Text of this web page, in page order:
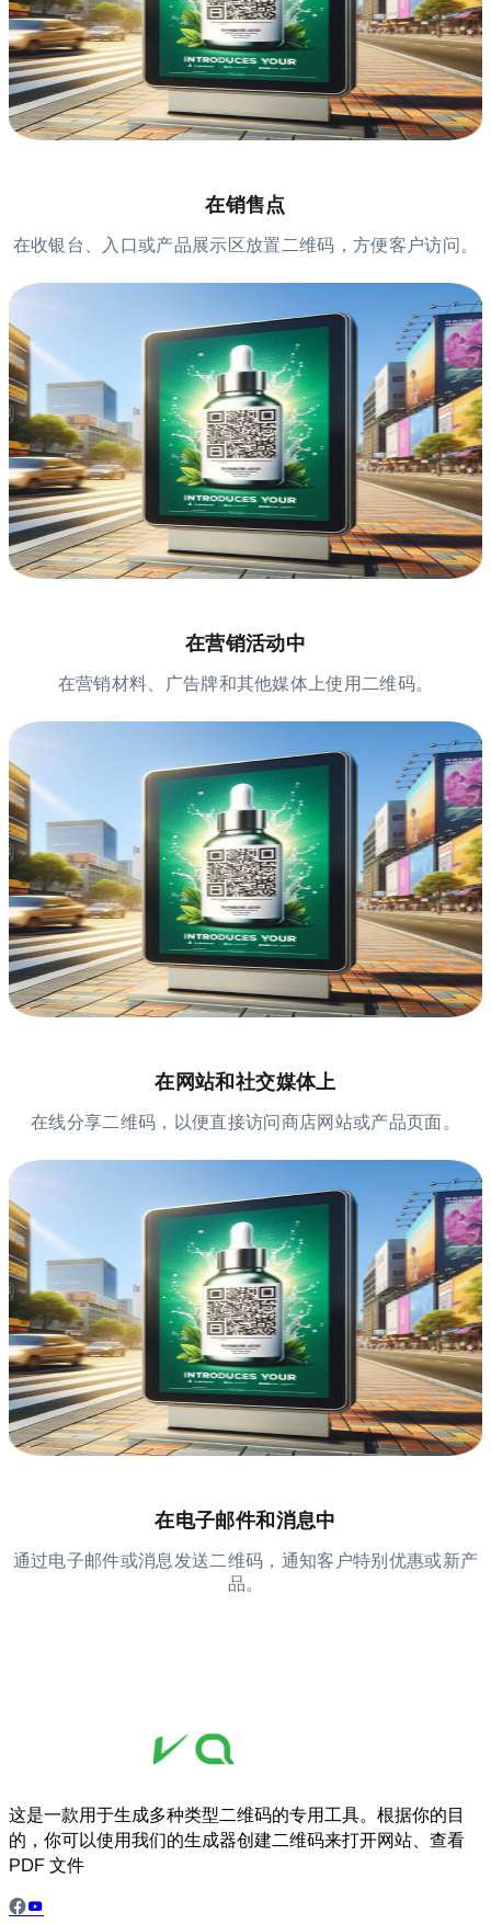
在销售点
在收银台、入口或产品展示区放置二维码，方便客户访问。
在营销活动中
在营销材料、广告牌和其他媒体上使用二维码。
在网站和社交媒体上
在线分享二维码，以便直接访问商店网站或产品页面。
在电子邮件和消息中
通过电子邮件或消息发送二维码，通知客户特别优惠或新产
品。
这是一款用于生成多种类型二维码的专用工具。根据你的目
的，你可以使用我们的生成器创建二维码来打开网站、查看
PDF 文件